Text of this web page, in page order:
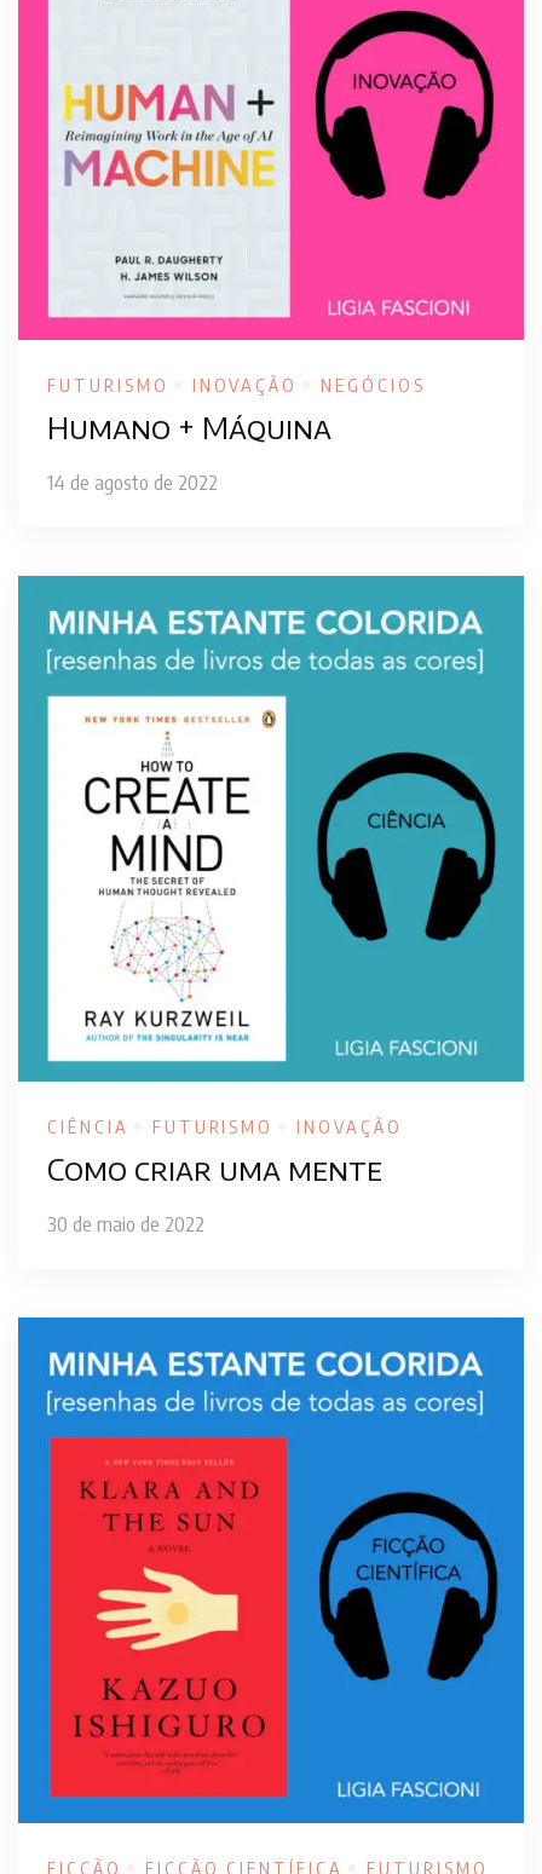
FUTURISMO INOVAÇÃO NEGÓCIOS
Humano + Máquina
14 de agosto de 2022
CIÊNCIA FUTURISMO INOVAÇÃO
Como criar uma mente
30 de maio de 2022
FICÇÃO FICÇÃO CIENTÍFICA FUTURISMO